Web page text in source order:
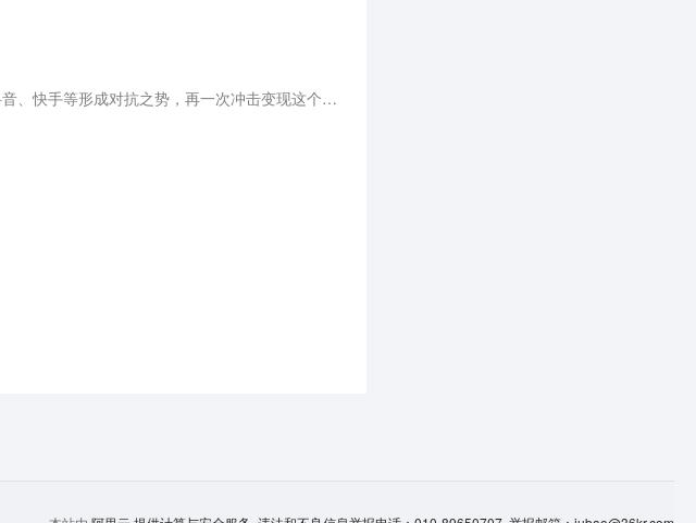
如今，小红书通过在本地生活领域内打造交易闭环推动商业化，与美团、抖音、快手等形成对抗之势，再一次冲击变现这个老大难问题。